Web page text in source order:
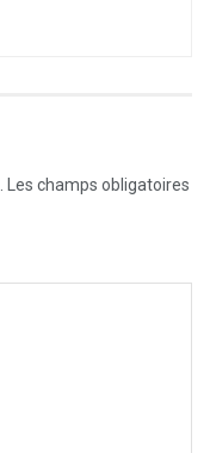
Les champs obligatoires